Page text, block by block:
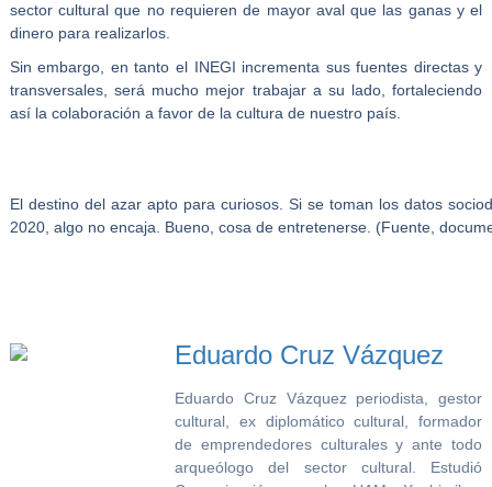
sector cultural que no requieren de mayor aval que las ganas y el
dinero para realizarlos.
Sin embargo, en tanto el INEGI incrementa sus fuentes directas y
transversales, será mucho mejor trabajar a su lado, fortaleciendo
así la colaboración a favor de la cultura de nuestro país.
El destino del azar apto para curiosos. Si se toman los datos
2020, algo no encaja. Bueno, cosa de entretenerse. (Fuente,
Eduardo Cruz Vázquez
Eduardo Cruz Vázquez periodista, gestor
cultural, ex diplomático cultural, formador
de emprendedores culturales y ante todo
arqueólogo del sector cultural. Estudió